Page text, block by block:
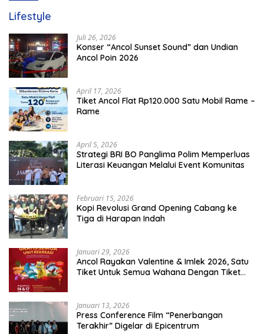
Lifestyle
Juli 26, 2026
Konser “Ancol Sunset Sound” dan Undian
Ancol Poin 2026
April 17, 2026
Tiket Ancol Flat Rp120.000 Satu Mobil Rame –
Rame
April 5, 2026
​Strategi BRI BO Panglima Polim Memperluas
Literasi Keuangan Melalui Event Komunitas
Februari 15, 2026
Kopi Revolusi Grand Opening Cabang ke
Tiga di Harapan Indah
Januari 29, 2026
Ancol Rayakan Valentine & Imlek 2026, Satu
Tiket Untuk Semua Wahana Dengan Tiket
Januari 13, 2026
Press Conference Film “Penerbangan
Terakhir” Digelar di Epicentrum